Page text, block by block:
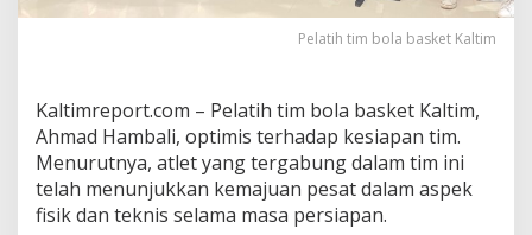
i
m
B
o
l
a
Pelatih tim bola basket Kaltim
Kaltimreport.com – Pelatih tim bola basket Kaltim,
Ahmad Hambali, optimis terhadap kesiapan tim.
Menurutnya, atlet yang tergabung dalam tim ini
telah menunjukkan kemajuan pesat dalam aspek
fisik dan teknis selama masa persiapan.